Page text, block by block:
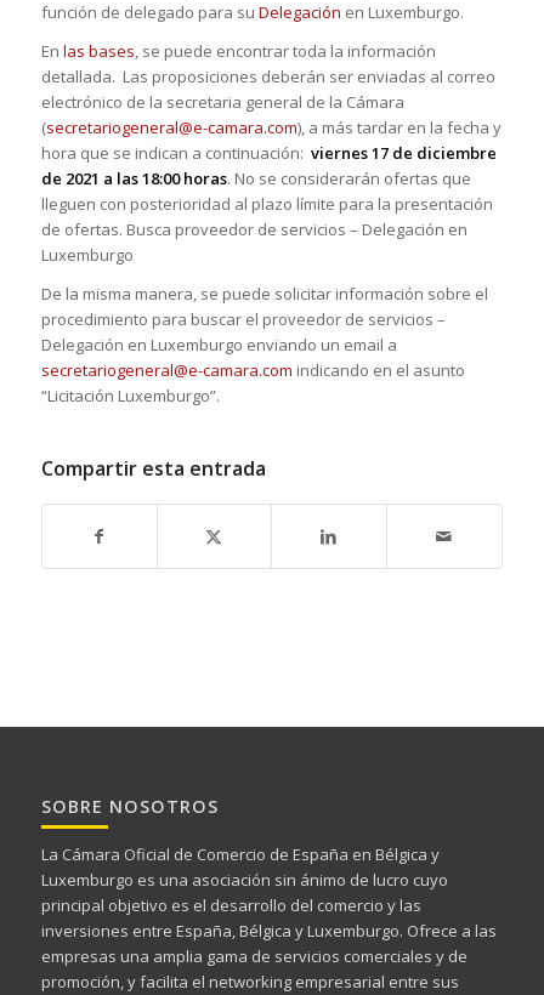
función de delegado para su Delegación en Luxemburgo.
En las bases, se puede encontrar toda la información
detallada. Las proposiciones deberán ser enviadas al correo
electrónico de la secretaria general de la Cámara
(secretariogeneral@e-camara.com), a más tardar en la fecha y
hora que se indican a continuación: viernes 17 de diciembre
de 2021 a las 18:00 horas. No se considerarán ofertas que
lleguen con posterioridad al plazo límite para la presentación
de ofertas. Busca proveedor de servicios – Delegación en
Luxemburgo
De la misma manera, se puede solicitar información sobre el
procedimiento para buscar el proveedor de servicios –
Delegación en Luxemburgo enviando un email a
secretariogeneral@e-camara.com indicando en el asunto
“Licitación Luxemburgo”.
Compartir esta entrada
SOBRE NOSOTROS
La Cámara Oficial de Comercio de España en Bélgica y
Luxemburgo es una asociación sin ánimo de lucro cuyo
principal objetivo es el desarrollo del comercio y las
inversiones entre España, Bélgica y Luxemburgo. Ofrece a las
empresas una amplia gama de servicios comerciales y de
promoción, y facilita el networking empresarial entre sus